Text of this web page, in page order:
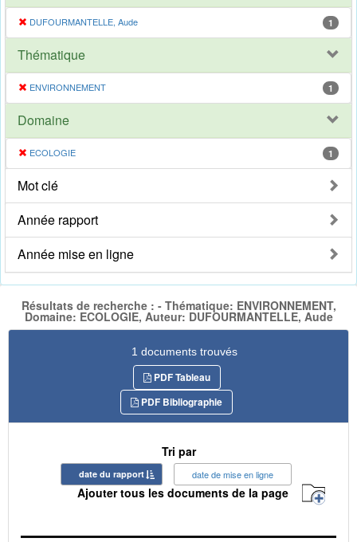
DUFOURMANTELLE, Aude 1
Thématique
ENVIRONNEMENT 1
Domaine
ECOLOGIE 1
Mot clé
Année rapport
Année mise en ligne
Résultats de recherche : - Thématique: ENVIRONNEMENT,
Domaine: ECOLOGIE, Auteur: DUFOURMANTELLE, Aude
1 documents trouvés
PDF Tableau
PDF Bibliographie
Tri par
date du rapport date de mise en ligne
Ajouter tous les documents de la page